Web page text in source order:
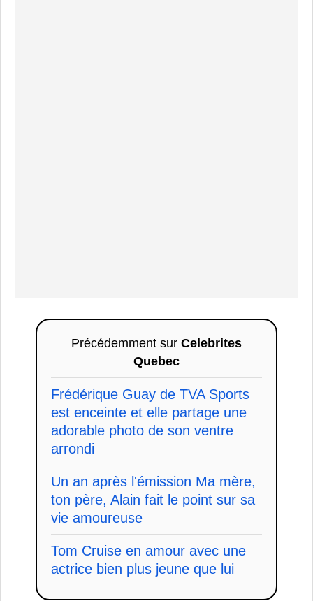
Précédemment sur Celebrites
Quebec
Frédérique Guay de TVA Sports
est enceinte et elle partage une
adorable photo de son ventre
arrondi
Un an après l'émission Ma mère,
ton père, Alain fait le point sur sa
vie amoureuse
Tom Cruise en amour avec une
actrice bien plus jeune que lui